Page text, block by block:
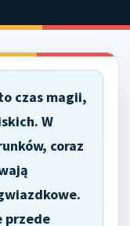
czas magii,
W
coraz
przede